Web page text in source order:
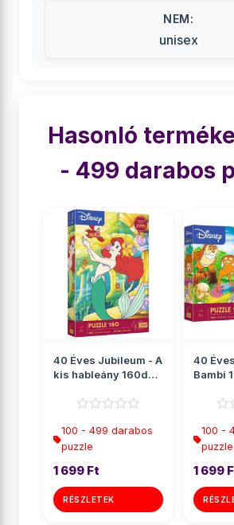
NEM:
unisex
Hasonló
- 499 darabos
40 Éves Jubileum - A
kis hableány 160db-
100 - 499 darabos
puzzle
1 699 Ft
RÉSZLETEK
40
Bambi
100 -
puzzle
1 699